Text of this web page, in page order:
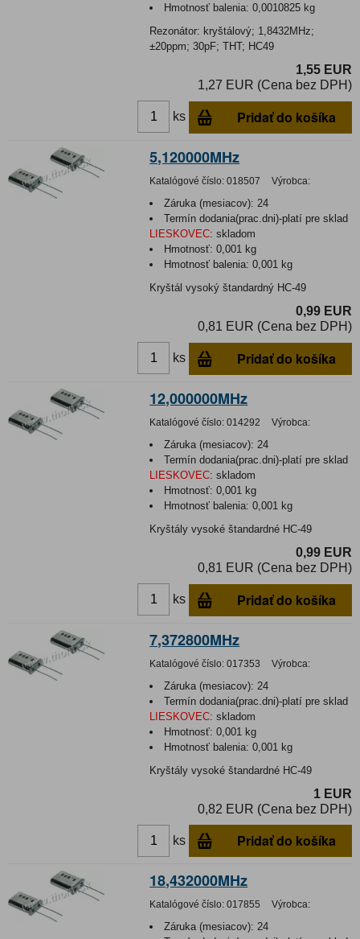
Hmotnosť balenia:0,0010825 kg
Rezonátor: kryštálový; 1,8432MHz;
±20ppm; 30pF; THT; HC49
1,55 EUR
1,27 EUR (Cena bez DPH)
ks Pridať do košíka
5,120000MHz
Katalógové číslo: 018507 Výrobca:
Záruka (mesiacov): 24
Termín dodania(prac.dni)-platí pre sklad
LIESKOVEC: skladom
Hmotnosť:0,001 kg
Hmotnosť balenia:0,001 kg
Kryštál vysoký štandardný HC-49
0,99 EUR
0,81 EUR (Cena bez DPH)
ks Pridať do košíka
12,000000MHz
Katalógové číslo: 014292 Výrobca:
Záruka (mesiacov): 24
Termín dodania(prac.dni)-platí pre sklad
LIESKOVEC: skladom
Hmotnosť:0,001 kg
Hmotnosť balenia:0,001 kg
Kryštály vysoké štandardné HC-49
0,99 EUR
0,81 EUR (Cena bez DPH)
ks Pridať do košíka
7,372800MHz
Katalógové číslo: 017353 Výrobca:
Záruka (mesiacov): 24
Termín dodania(prac.dni)-platí pre sklad
LIESKOVEC: skladom
Hmotnosť:0,001 kg
Hmotnosť balenia:0,001 kg
Kryštály vysoké štandardné HC-49
1 EUR
0,82 EUR (Cena bez DPH)
ks Pridať do košíka
18,432000MHz
Katalógové číslo: 017855 Výrobca:
Záruka (mesiacov): 24